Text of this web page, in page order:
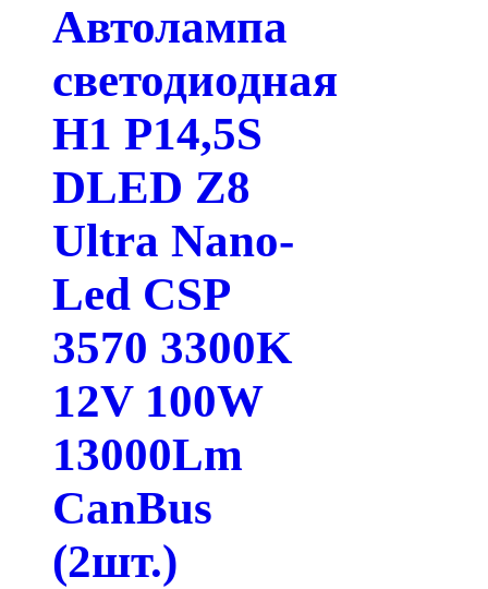
Автолампа
светодиодная
H1 P14,5S
DLED Z8
Ultra Nano-
Led CSP
3570 3300K
12V 100W
13000Lm
CanBus
(2шт.)